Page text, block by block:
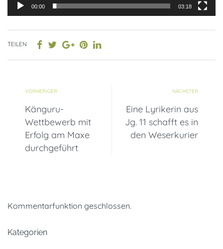
00:00 03:18
TEILEN
VORHERIGER
Känguru-
Wettbewerb mit
Erfolg am Maxe
durchgeführt
NÄCHSTER
Eine Lyrikerin aus
Jg. 11 schafft es in
den Weserkurier
Kommentarfunktion geschlossen.
Kategorien